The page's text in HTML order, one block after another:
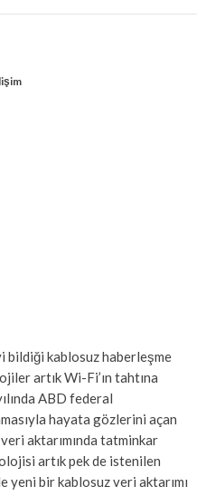
bildiği kablosuz haberleşme
artık Wi-Fi’ın tahtına
ABD federal
hayata gözlerini açan
aktarımında tatminkar
artık pek de istenilen
yeni bir kablosuz veri aktarımı